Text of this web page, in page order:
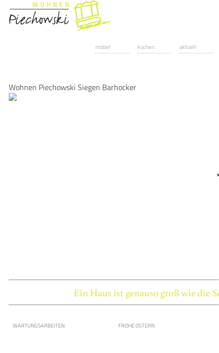
möbel küchen aktuell
Wohnen Piechowski Siegen Barhocker
Ein Haus ist genauso groß wie die
WARTUNGSARBEITEN FROHE OSTERN